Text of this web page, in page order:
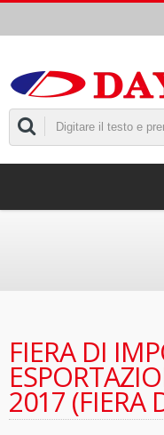
FIERA DI
2017 (FIERA